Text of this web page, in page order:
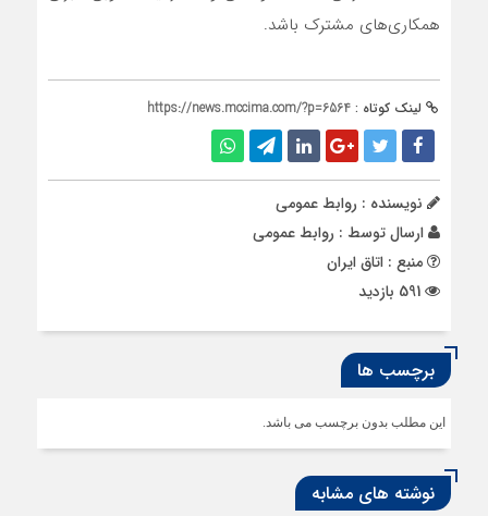
همکاری‌های مشترک باشد.
لینک کوتاه : https://news.mccima.com/?p=6564
نویسنده : روابط عمومی
ارسال توسط : روابط عمومی
منبع : اتاق ایران
برچسب ها
این مطلب بدون برچسب می باشد.
نوشته های مشابه